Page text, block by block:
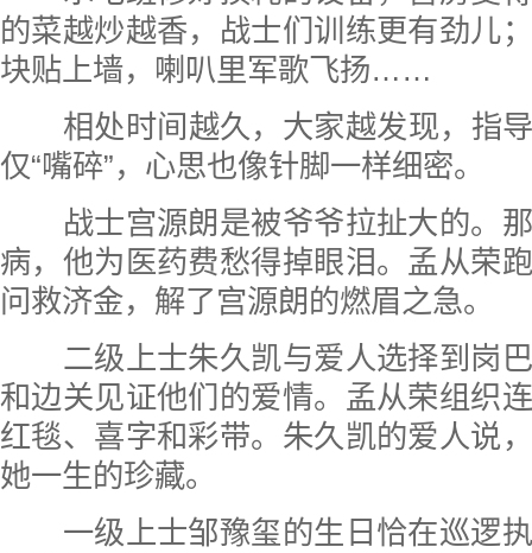
的菜越炒越香，战士们训练更有劲儿
块贴上墙，喇叭里军歌飞扬……
相处时间越久，大家越发现，指
仅“嘴碎”，心思也像针脚一样细密。
战士宫源朗是被爷爷拉扯大的。那
病，他为医药费愁得掉眼泪。孟从荣
问救济金，解了宫源朗的燃眉之急。
二级上士朱久凯与爱人选择到岗巴
和边关见证他们的爱情。孟从荣组织
红毯、喜字和彩带。朱久凯的爱人说
她一生的珍藏。
一级上士邹豫玺的生日恰在巡逻执